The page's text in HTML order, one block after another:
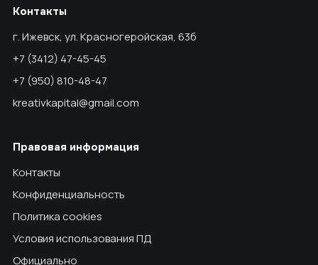
Контакты
г. Ижевск, ул. Красногеройская, 63б
+7 (3412) 47-45-45
+7 (950) 810-48-47
kreativkapital@gmail.com
Правовая информация
Контакты
Конфиденциальность
Политика cookies
Условия использования ПД
Официально